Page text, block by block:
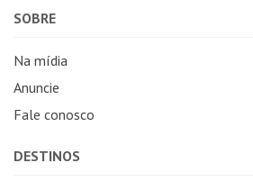
SOBRE
Na mídia
Anuncie
Fale conosco
DESTINOS